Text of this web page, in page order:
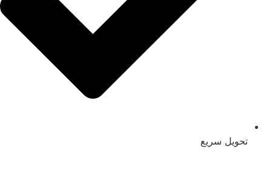
تحویل سریع